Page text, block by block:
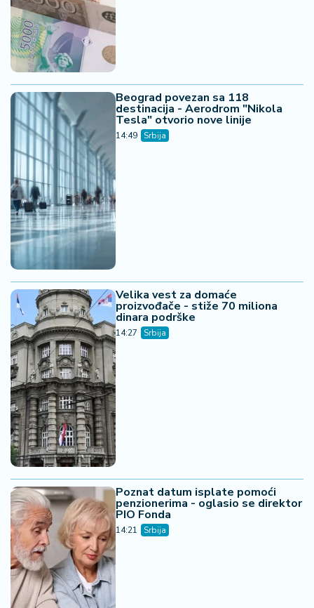
Beograd povezan sa 118
destinacija - Aerodrom "Nikola
Tesla" otvorio nove linije
14:49 Srbija
Velika vest za domaće
proizvođače - stiže 70 miliona
dinara podrške
14:27 Srbija
Poznat datum isplate pomoći
penzionerima - oglasio se direktor
PIO Fonda
14:21 Srbija